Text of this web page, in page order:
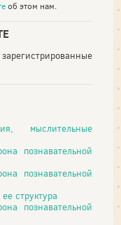
об этом нам.
мыслительные
познавательной
познавательной
структура
познавательной